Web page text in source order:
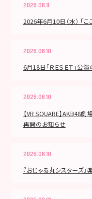
2026.06.11
2026年6月10日（水） 「
2026.06.10
6月18日「ＲＥＳＥＴ」公
2026.06.10
【VR SQUARE】AKB48
再開のお知らせ
2026.06.10
『おじゃる丸シスターズ